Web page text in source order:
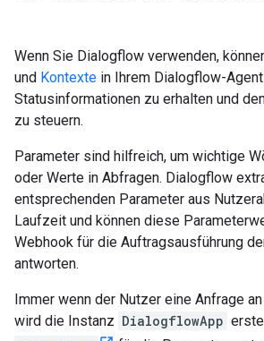
Wenn Sie Dialogflow verwenden,
und Kontexte in Ihrem Dialogflow-Agent
Statusinformationen zu erhalten und
zu steuern.
Parameter sind hilfreich, um wichtige
oder Werte in Abfragen. Dialogflow
entsprechenden Parameter aus
Laufzeit und können diese
Webhook für die Auftragsausführung
antworten.
Immer wenn der Nutzer eine Anfrage
wird die Instanz DialogflowApp